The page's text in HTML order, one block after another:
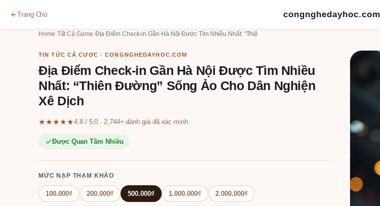
Trang Chủ congnghedayhoc.com
Home›Tất Cả Game›Địa Điểm Check-in Gần Hà Nội Được Tìm Nhiều Nhất: “Thiê
TIN TỨC CÁ CƯỢC · CONGNGHEDAYHOC.COM
Địa Điểm Check-in Gần Hà Nội Được Tìm Nhiều
Nhất: “Thiên Đường” Sống Ảo Cho Dân Nghiện
Xê Dịch
★★★★★4.8 / 5.0 · 2,744+ đánh giá đã xác minh
Được Quan Tâm Nhiều
MỨC NẠP THAM KHẢO
100.000₫ 200.000₫ 500.000₫ 1.000.000₫ 2.000.000₫